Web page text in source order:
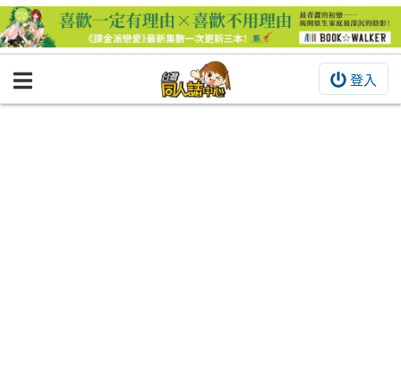
登入
BOOKY書集倉庫